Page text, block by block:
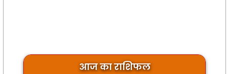
आज का राशिफल